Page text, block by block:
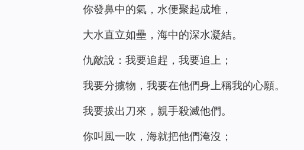
你發鼻中的氣，水便聚起成堆，
大水直立如壘，海中的深水凝結。
仇敵說：我要追趕，我要追上；
我要分擄物，我要在他們身上稱我的心願。
我要拔出刀來，親手殺滅他們。
你叫風一吹，海就把他們淹沒；